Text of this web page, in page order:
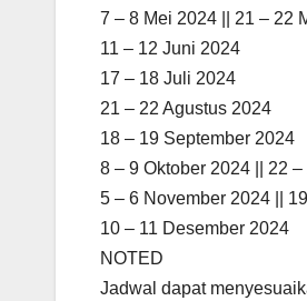
7 – 8 Mei 2024 || 21 – 22
11 – 12 Juni 2024
17 – 18 Juli 2024
21 – 22 Agustus 2024
18 – 19 September 2024
8 – 9 Oktober 2024 || 22
5 – 6 November 2024 ||
10 – 11 Desember 2024
NOTED
Jadwal dapat